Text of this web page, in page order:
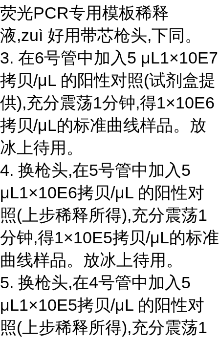
荧光PCR专用模板稀释
液,zuì 好用带芯枪头,下同。
3. 在6号管中加入5 μL1×10E7
拷贝/μL 的阳性对照(试剂盒提
供),充分震荡1分钟,得1×10E6
拷贝/μL的标准曲线样品。放
冰上待用。
4. 换枪头,在5号管中加入5
μL1×10E6拷贝/μL 的阳性对
照(上步稀释所得),充分震荡1
分钟,得1×10E5拷贝/μL的标准
曲线样品。放冰上待用。
5. 换枪头,在4号管中加入5
μL1×10E5拷贝/μL 的阳性对
照(上步稀释所得),充分震荡1